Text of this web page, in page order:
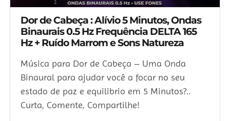
Dor de Cabeça : Alívio 5 Minutos, Ondas
Binaurais 0.5 Hz Frequência DELTA 165
Hz + Ruído Marrom e Sons Natureza
Música para Dor de Cabeça – Uma Onda
Binaural para ajudar você a focar no seu
estado de paz e equilibrio em 5 Minutos?..
Curta, Comente, Compartilhe!